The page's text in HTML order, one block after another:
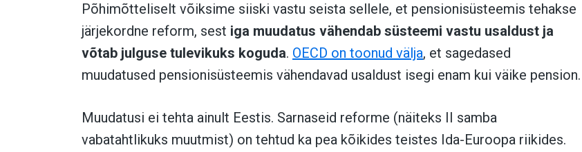
Põhimõtteliselt võiksime siiski vastu seista sellele, et pensionisüsteemis tehakse
järjekordne reform, sest iga muudatus vähendab süsteemi vastu usaldust ja
võtab julguse tulevikuks koguda. OECD on toonud välja, et sagedased
muudatused pensionisüsteemis vähendavad usaldust isegi enam kui väike pension.
Muudatusi ei tehta ainult Eestis. Sarnaseid reforme (näiteks II samba
vabatahtlikuks muutmist) on tehtud ka pea kõikides teistes Ida-Euroopa riikides.